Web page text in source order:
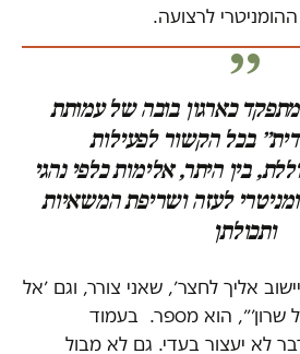
לרצועה.
כארגון בובה של עמותת
בכל הקשור לפעילות
בין היתר, אלימות כלפי נהגי
לעזה ושריפת המשאיות
ותכולתן
אליך לחצר׳, שאני צורר, וגם ׳אל
הוא מספר. בעמוד
לא יעצור בעדי. גם לא מבול